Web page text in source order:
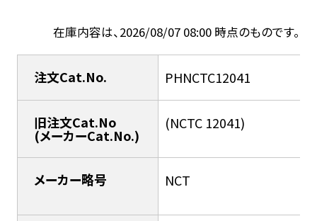
在庫内容は、2026/08/07 08:00 時点のものです。
注文Cat.No. PHNCTC12041
旧注文Cat.No
(メーカーCat.No.)
(NCTC 12041)
メーカー略号 NCT